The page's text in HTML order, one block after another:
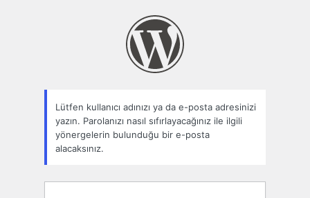
Lütfen kullanıcı adınızı ya da e-posta adresinizi
yazın. Parolanızı nasıl sıfırlayacağınız ile ilgili
yönergelerin bulunduğu bir e-posta
alacaksınız.